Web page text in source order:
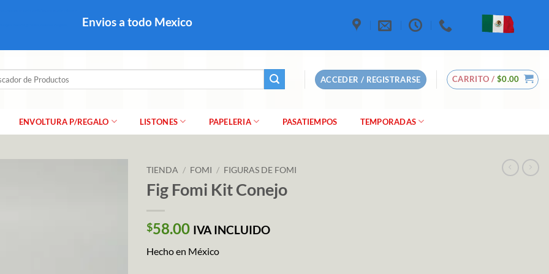
Envios a todo Mexico
ACCEDER / REGISTRARSE CARRITO / $0.00
ENVOLTURA P/REGALO LISTONES PAPELERIA PASATIEMPOS TEMPORADAS
TIENDA / FOMI / FIGURAS DE FOMI
Fig Fomi Kit Conejo
$58.00 IVA INCLUIDO
Hecho en México